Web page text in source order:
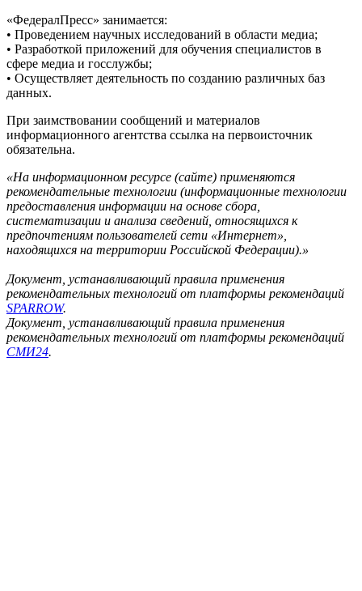
«ФедералПресс» занимается:
• Проведением научных исследований в области медиа;
• Разработкой приложений для обучения специалистов в
сфере медиа и госслужбы;
• Осуществляет деятельность по созданию различных баз
данных.
При заимствовании сообщений и материалов
информационного агентства ссылка на первоисточник
обязательна.
«На информационном ресурсе (сайте) применяются
рекомендательные технологии (информационные технологии
предоставления информации на основе сбора,
систематизации и анализа сведений, относящихся к
предпочтениям пользователей сети «Интернет»,
находящихся на территории Российской Федерации).»
Документ, устанавливающий правила применения
рекомендательных технологий от платформы рекомендаций
SPARROW.
Документ, устанавливающий правила применения
рекомендательных технологий от платформы рекомендаций
СМИ24.